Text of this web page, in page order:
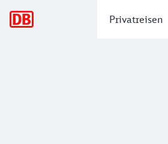
Privatreisen